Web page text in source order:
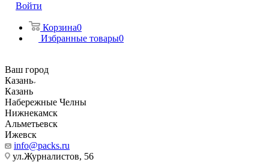
Войти
Корзина0
Избранные товары0
Ваш город
Казань
Казань
Набережные Челны
Нижнекамск
Альметьевск
Ижевск
info@packs.ru
ул.Журналистов, 56